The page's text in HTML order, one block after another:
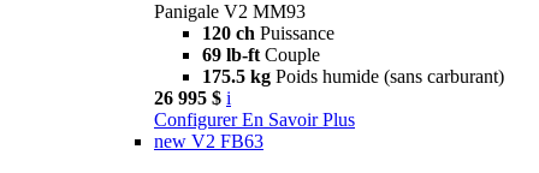
Panigale V2 MM93
120 ch Puissance
69 lb-ft Couple
175.5 kg Poids humide (sans carburant)
26 995 $ i
Configurer En Savoir Plus
new V2 FB63